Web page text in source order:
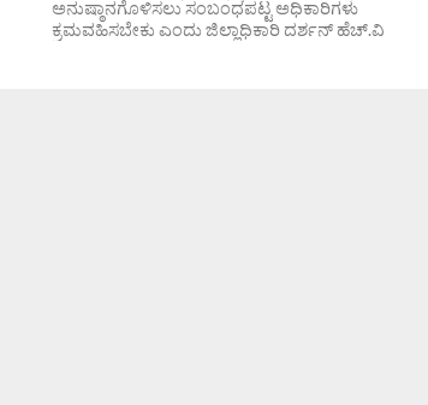
ಅನುಷ್ಠಾನಗೊಳಿಸಲು ಸಂಬಂಧಪಟ್ಟ ಅಧಿಕಾರಿಗಳು
ಕ್ರಮವಹಿಸಬೇಕು ಎಂದು ಜಿಲ್ಲಾಧಿಕಾರಿ ದರ್ಶನ್ ಹೆಚ್.ವಿ